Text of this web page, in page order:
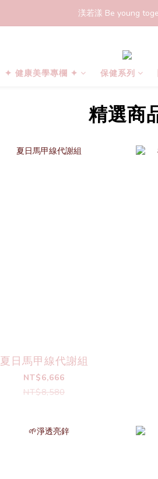
渼若漾 Be young
✦ 健康美學專欄 ✦ 保健系列
精選商
夏日馬甲線代謝組
NT$6,666
NT$8,580